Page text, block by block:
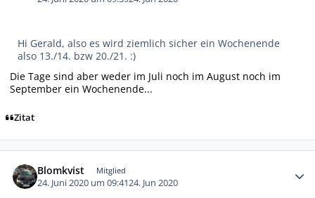
Hi Gerald, also es wird ziemlich sicher ein Wochenende
also 13./14. bzw 20./21. :)
Die Tage sind aber weder im Juli noch im August noch im
September ein Wochenende...
Zitat
Blomkvist Mitglied
24. Juni 2020 um 09:4124. Jun 2020